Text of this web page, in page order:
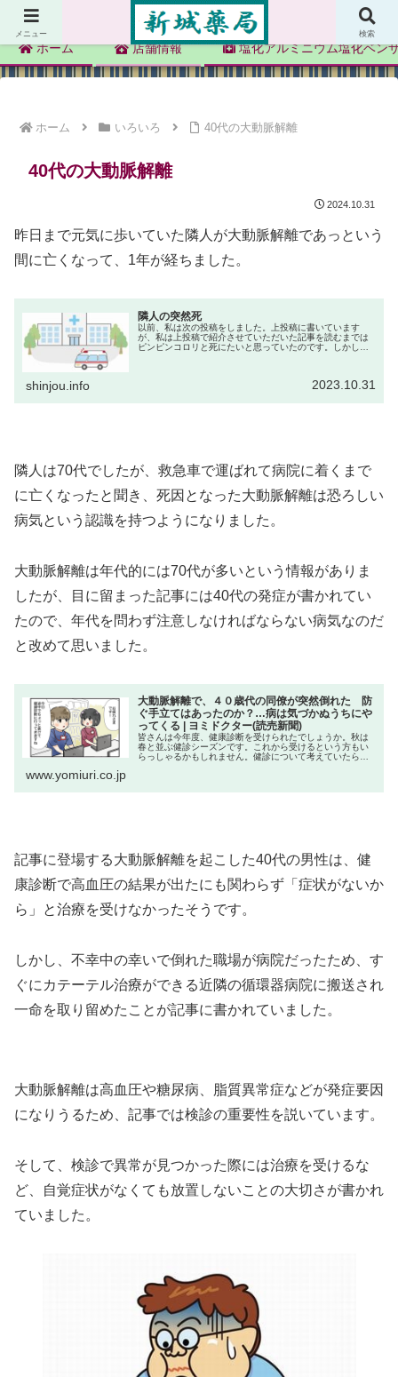
新城薬局
ホーム 店舗情報 塩化アルミニウム塩化ベン
ホーム いろいろ 40代の大動脈解離
40代の大動脈解離
2024.10.31
昨日まで元気に歩いていた隣人が大動脈解離であっという
間に亡くなって、1年が経ちました。
隣人の突然死
以前、私は次の投稿をしました。上投稿に書いています
が、私は上投稿で紹介させていただいた記事を読むまでは
ピンピンコロリと死にたいと思っていたのです。しかし、
shinjou.info 2023.10.31
隣人は70代でしたが、救急車で運ばれて病院に着くまで
に亡くなったと聞き、死因となった大動脈解離は恐ろしい
病気という認識を持つようになりました。
大動脈解離は年代的には70代が多いという情報がありま
したが、目に留まった記事には40代の発症が書かれてい
たので、年代を問わず注意しなければならない病気なのだ
と改めて思いました。
大動脈解離で、４０歳代の同僚が突然倒れた 防
ぐ手立てはあったのか？…病は気づかぬうちにや
ってくる | ヨミドクター(読売新聞)
皆さんは今年度、健康診断を受けられたでしょうか。秋は
春と並ぶ健診シーズンです。これから受けるという方もい
らっしゃるかもしれません。健診について考えていたら、
www.yomiuri.co.jp
記事に登場する大動脈解離を起こした40代の男性は、健
康診断で高血圧の結果が出たにも関わらず「症状がないか
ら」と治療を受けなかったそうです。
しかし、不幸中の幸いで倒れた職場が病院だったため、す
ぐにカテーテル治療ができる近隣の循環器病院に搬送され
一命を取り留めたことが記事に書かれていました。
大動脈解離は高血圧や糖尿病、脂質異常症などが発症要因
になりうるため、記事では検診の重要性を説いています。
そして、検診で異常が見つかった際には治療を受けるな
ど、自覚症状がなくても放置しないことの大切さが書かれ
ていました。
メニュー 検索